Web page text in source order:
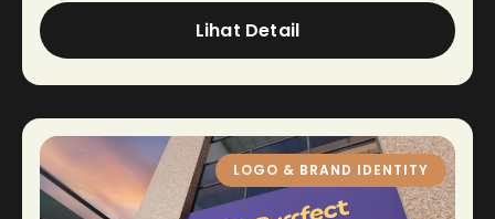
Lihat Detail
LOGO & BRAND IDENTITY